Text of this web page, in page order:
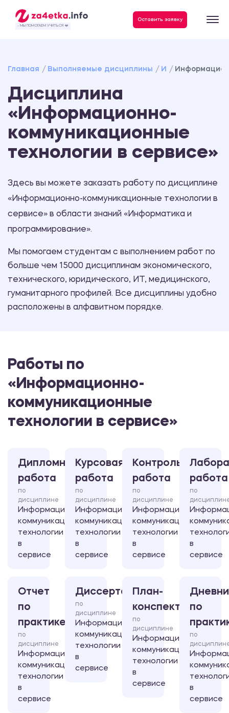
- МЫ ПОМОГАЕМ УЧИТЬСЯ ❤️
Оставить заявку
Главная Выполняемые дисциплины И
Дисциплина
«Информационно-
коммуникационные
технологии в сервисе»
Здесь вы можете заказать работу по дисциплине
«Информационно-коммуникационные технологии в
сервисе» в области знаний «Информатика и
программирование».
Мы помогаем студентам с выполнением работ по
больше чем 15000 дисциплинам экономического,
технического, юридического, ИТ, медицинского,
гуманитарного профилей. Все дисциплины удобно
расположены в алфавитном порядке.
Работы по
«Информационно-
коммуникационные
технологии в сервисе»
Дипломная
работа
по
дисциплине
Информационно-
коммуникационные
технологии
в
сервисе
Курсовая
работа
по
дисциплине
Информационно-
коммуникационные
технологии
в
сервисе
Контрольная
работа
по
дисциплине
Информационно-
коммуникационные
технологии
в
сервисе
работа
по
в
сервисе
Отчет
по
практике
по
дисциплине
Информационно-
коммуникационные
технологии
в
сервисе
Диссертация
по
дисциплине
Информационно-
коммуникационные
технологии
в
сервисе
План-
конспект
по
дисциплине
Информационно-
коммуникационные
технологии
в
сервисе
по
по
в
сервисе